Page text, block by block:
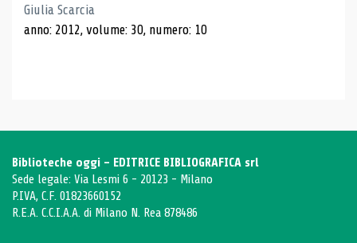
Giulia Scarcia
anno: 2012, volume: 30, numero: 10
Biblioteche oggi - EDITRICE BIBLIOGRAFICA srl
Sede legale: Via Lesmi 6 - 20123 - Milano
P.IVA, C.F. 01823660152
R.E.A. C.C.I.A.A. di Milano N. Rea 878486